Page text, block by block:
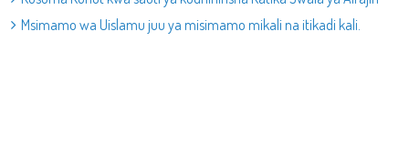
Msimamo wa Uislamu juu ya misimamo mikali na itikadi kali.